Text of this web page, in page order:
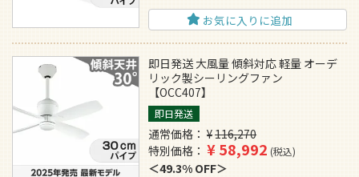
お気に入りに追加
即日発送 大風量 傾斜対応 軽量 オーデ
リック製シーリングファン
【OCC407】
即日発送
通常価格 ¥116,270
特別価格
¥58,992 税込
49.3% OFF